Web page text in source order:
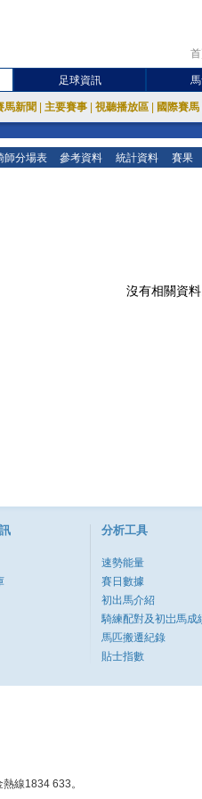
足球資訊
馬新聞 主要賽事 視聽播放區 國際賽馬
師分場表 參考資料 統計資料 賽果
沒有相關資料
分析工具
速勢能量
賽日數據
初出馬介紹
騎練配對及初岀馬成
馬匹搬遷紀錄
貼士指數
線1834 633。